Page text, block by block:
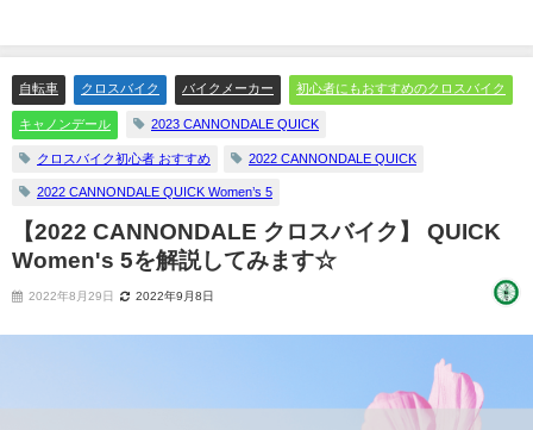
自転車 クロスバイク バイクメーカー 初心者にもおすすめのクロスバイク
キャノンデール 2023 CANNONDALE QUICK
クロスバイク初心者 おすすめ 2022 CANNONDALE QUICK
2022 CANNONDALE QUICK Women’s 5
【2022 CANNONDALE クロスバイク】 QUICK
Women's 5を解説してみます☆
2022年8月29日 2022年9月8日